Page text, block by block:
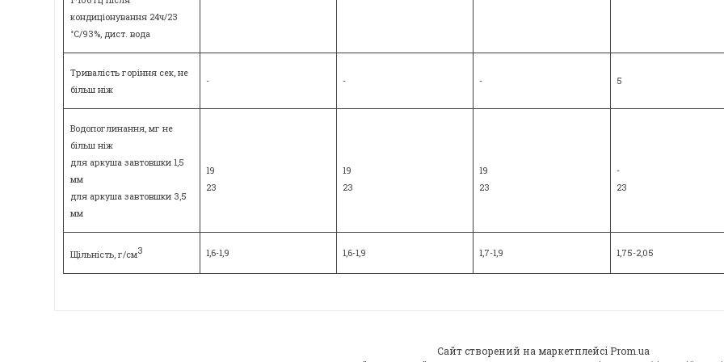
кондиціонування 24ч/23
°C/93%, дист. вода
Тривалість горіння сек, не
більш ніж
- - - 5
Водопоглинання, мг не
більш ніж
для аркуша завтовшки 1,5
мм
для аркуша завтовшки 3,5
мм
19
23
19
23
19
23
-
23
Щільність, г/см3 1,6-1,9 1,6-1,9 1,7-1,9 1,75-2,05
Сайт створений на маркетплейсі Prom.ua